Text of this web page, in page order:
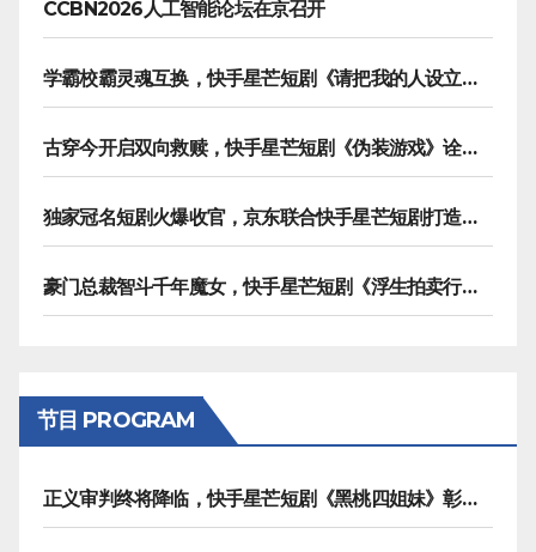
CCBN2026人工智能论坛在京召开
学霸校霸灵魂互换，快手星芒短剧《请把我的人设立住》笑泪齐飞
古穿今开启双向救赎，快手星芒短剧《伪装游戏》诠释热血青春友谊
独家冠名短剧火爆收官，京东联合快手星芒短剧打造双11营销范本
豪门总裁智斗千年魔女，快手星芒短剧《浮生拍卖行》奇幻元素拉满
节目 PROGRAM
正义审判终将降临，快手星芒短剧《黑桃四姐妹》彰显治愈内核